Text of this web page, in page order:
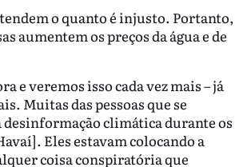
o quanto é injusto. Portanto,
aumentem os preços da água e de
e veremos isso cada vez mais – já
Muitas das pessoas que se
desinformação climática durante os
Eles estavam colocando a
coisa conspiratória que